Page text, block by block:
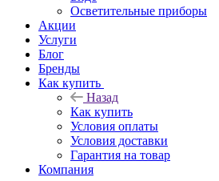
Осветительные приборы
Акции
Услуги
Блог
Бренды
Как купить
Назад
Как купить
Условия оплаты
Условия доставки
Гарантия на товар
Компания